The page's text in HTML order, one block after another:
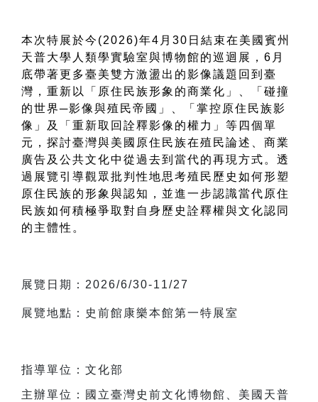
本次特展於今(2026)年4月30日結束在美國賓州
天普大學人類學實驗室與博物館的巡迴展，6月
底帶著更多臺美雙方激盪出的影像議題回到臺
灣，重新以「原住民族形象的商業化」、「碰撞
的世界─影像與殖民帝國」、「掌控原住民族影
像」及「重新取回詮釋影像的權力」等四個單
元，探討臺灣與美國原住民族在殖民論述、商業
廣告及公共文化中從過去到當代的再現方式。透
過展覽引導觀眾批判性地思考殖民歷史如何形塑
原住民族的形象與認知，並進一步認識當代原住
民族如何積極爭取對自身歷史詮釋權與文化認同
的主體性。
展覽日期：2026/6/30-11/27
展覽地點：史前館康樂本館第一特展室
指導單位：文化部
主辦單位：國立臺灣史前文化博物館、美國天普